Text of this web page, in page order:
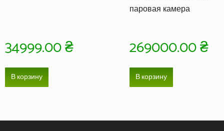
34999.00₴
В корзину
паровая камера
269000.00₴
В корзину